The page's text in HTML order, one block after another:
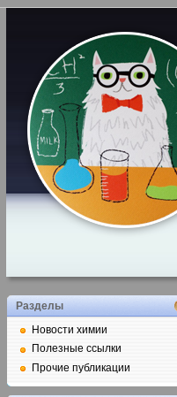
Разделы
Новости химии
Полезные ссылки
Прочие публикации